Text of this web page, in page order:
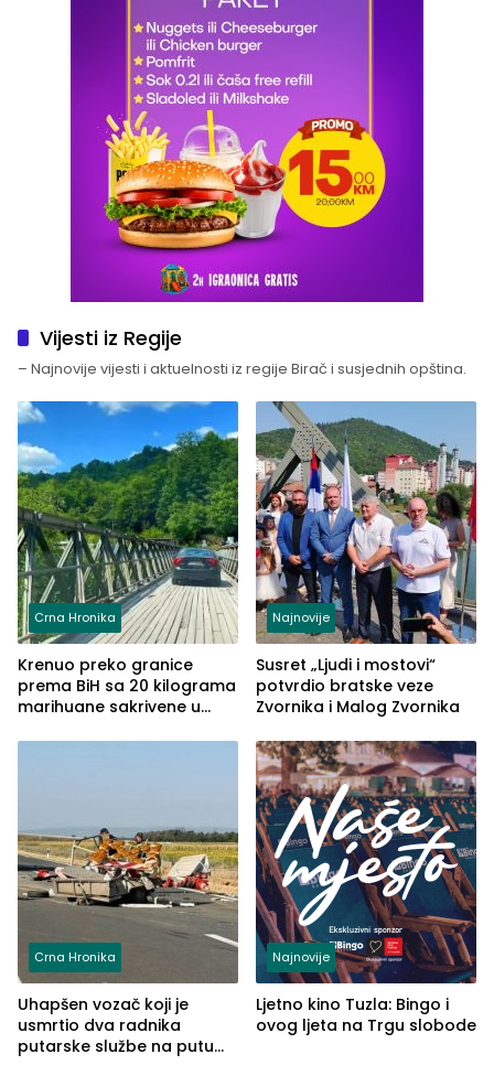
Vijesti iz Regije
– Najnovije vijesti i aktuelnosti iz regije Birač i susjednih opština.
Crna Hronika
Krenuo preko granice
prema BiH sa 20 kilograma
marihuane sakrivene u
Najnovije
Susret „Ljudi i mostovi“
potvrdio bratske veze
Zvornika i Malog Zvornika
Crna Hronika
Uhapšen vozač koji je
usmrtio dva radnika
putarske službe na putu
Najnovije
Ljetno kino Tuzla: Bingo i
ovog ljeta na Trgu slobode